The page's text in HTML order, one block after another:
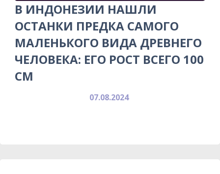
В ИНДОНЕЗИИ НАШЛИ
ОСТАНКИ ПРЕДКА САМОГО
МАЛЕНЬКОГО ВИДА ДРЕВНЕГО
ЧЕЛОВЕКА: ЕГО РОСТ ВСЕГО 100
СМ
07.08.2024